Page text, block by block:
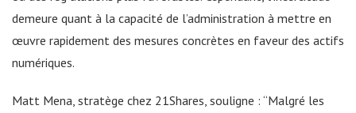
demeure quant à la capacité de l’administration à mettre en
œuvre rapidement des mesures concrètes en faveur des actifs
numériques.
Matt Mena, stratège chez 21Shares, souligne : “Malgré les